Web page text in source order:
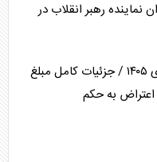
رهبر انقلاب در
آغاز اصلاح احکام بازنشستگان کشوری ۱۴۰۵ / جزئیات کامل مبلغ
به حکم